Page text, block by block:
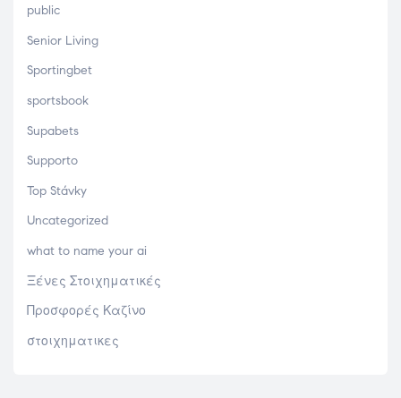
public
Senior Living
Sportingbet
sportsbook
Supabets
Supporto
Top Stávky
Uncategorized
what to name your ai
Ξένες Στοιχηματικές
Προσφορές Καζίνο
στοιχηματικες